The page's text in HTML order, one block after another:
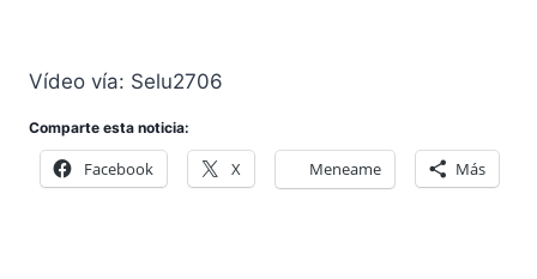
Vídeo vía: Selu2706
Comparte esta noticia:
Facebook X Meneame Más